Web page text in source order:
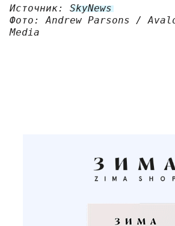
Источник: SkyNews
Фото: Andrew Parsons /
Media